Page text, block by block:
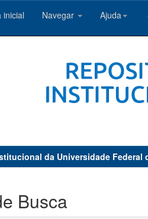
inicial Navegar Ajuda
da Universidade Federal
Busca